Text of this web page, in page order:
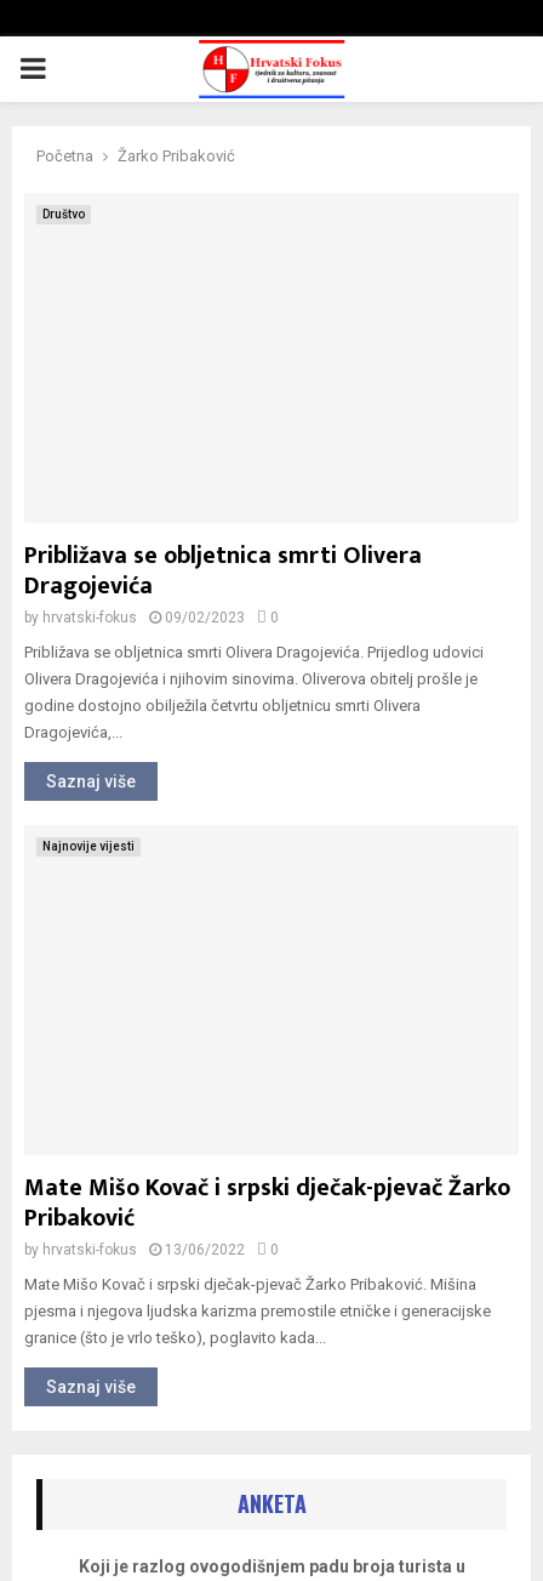
PRIMARY
Početna Žarko Pribaković
Društvo
Približava se obljetnica smrti Olivera
Dragojevića
by hrvatski-fokus 09/02/2023 0
Približava se obljetnica smrti Olivera Dragojevića. Prijedlog udovici
Olivera Dragojevića i njihovim sinovima. Oliverova obitelj prošle je
godine dostojno obilježila četvrtu obljetnicu smrti Olivera
Dragojevića,...
Saznaj više
Najnovije vijesti
Mate Mišo Kovač i srpski dječak-pjevač Žarko
Pribaković
by hrvatski-fokus 13/06/2022 0
Mate Mišo Kovač i srpski dječak-pjevač Žarko Pribaković. Mišina
pjesma i njegova ljudska karizma premostile etničke i generacijske
granice (što je vrlo teško), poglavito kada...
Saznaj više
ANKETA
Koji je razlog ovogodišnjem padu broja turista u